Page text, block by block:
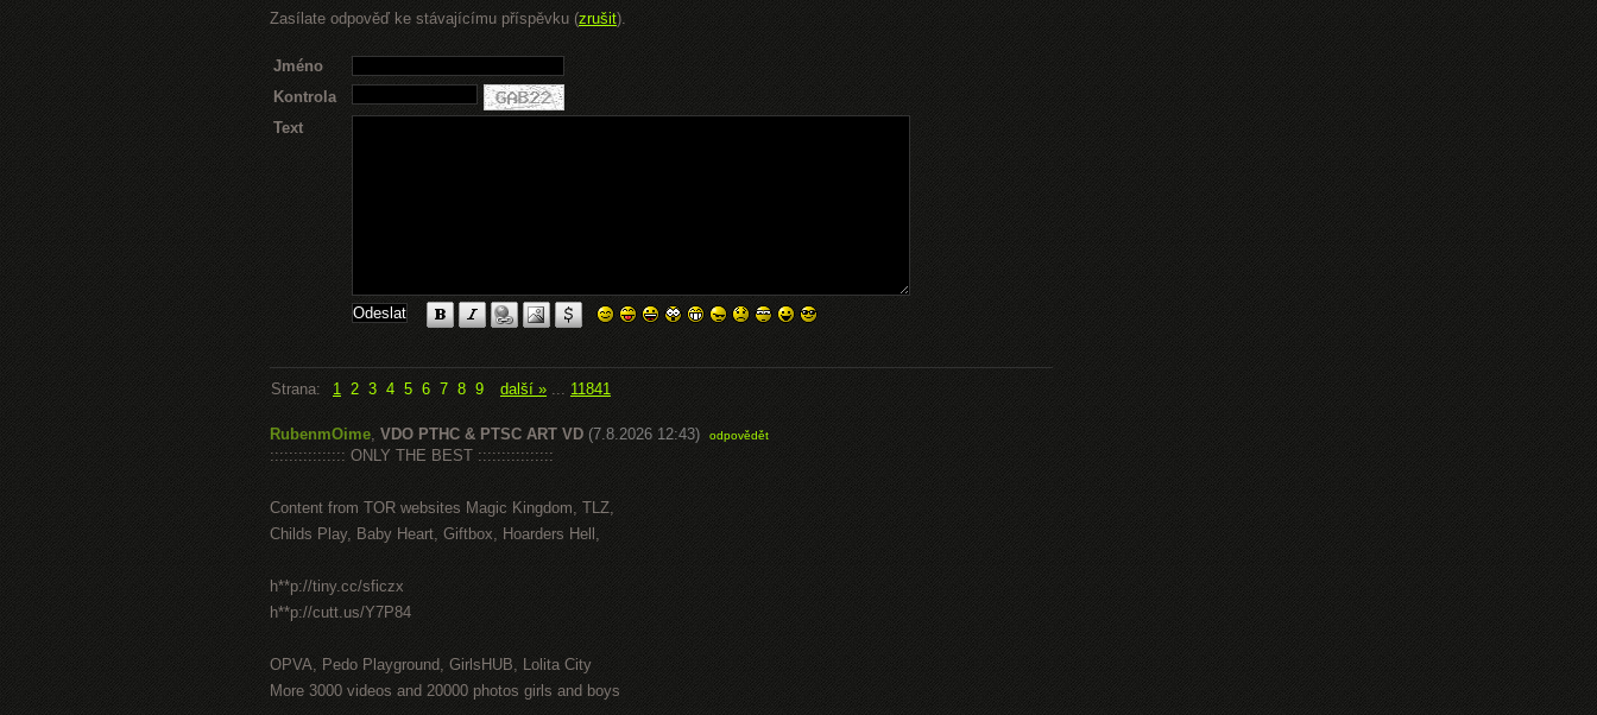
Zasílate odpověď ke stávajícímu příspěvku (zrušit).
Jméno
Kontrola
Text
Strana: 1 2 3 4 5 6 7 8 9 další » ... 11841
RubenmOime, VDO PTHC & PTSC ART VD (7.8.2026 12:43) odpovědět
:::::::::::::::: ONLY THE BEST ::::::::::::::::
Content from TOR websites Magic Kingdom, TLZ,
Childs Play, Baby Heart, Giftbox, Hoarders Hell,
h**p://tiny.cc/sficzx
h**p://cutt.us/Y7P84
OPVA, Pedo Playground, GirlsHUB, Lolita City
More 3000 videos and 20000 photos girls and boys